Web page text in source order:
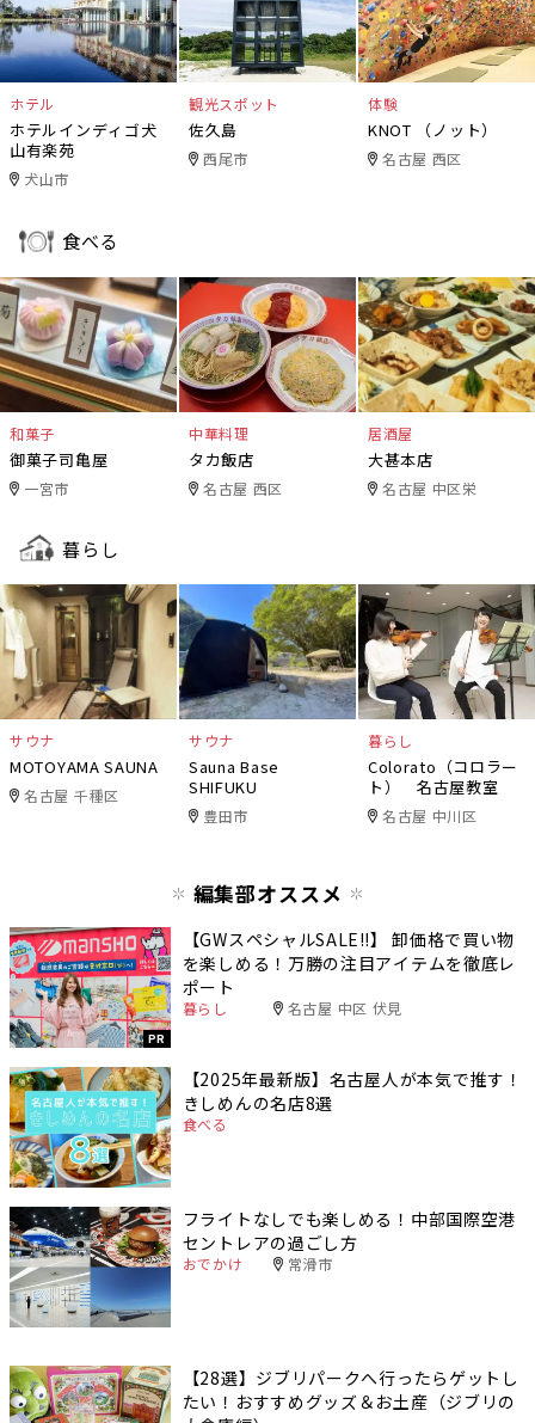
ホテル
ホテルインディゴ犬
山有楽苑
犬山市
観光スポット
佐久島
西尾市
体験
KNOT （ノット）
名古屋 西区
食べる
和菓子
御菓子司亀屋
一宮市
中華料理
タカ飯店
名古屋 西区
居酒屋
大甚本店
名古屋 中区栄
暮らし
サウナ
MOTOYAMA SAUNA
名古屋 千種区
サウナ
Sauna Base
SHIFUKU
豊田市
暮らし
Colorato（コロラー
ト） 名古屋教室
名古屋 中川区
編集部オススメ
PR
【GWスペシャルSALE‼︎】 卸価格で買い物
を楽しめる！万勝の注目アイテムを徹底レ
ポート
暮らし 名古屋 中区 伏見
【2025年最新版】名古屋人が本気で推す！
きしめんの名店8選
食べる
フライトなしでも楽しめる！中部国際空港
セントレアの過ごし方
おでかけ 常滑市
【28選】ジブリパークへ行ったらゲットし
たい！おすすめグッズ＆お土産（ジブリの